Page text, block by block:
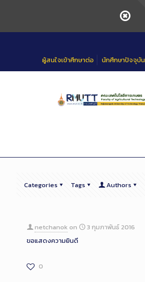
ผู้สนใจเข้าศึกษาต่อ นักศึกษาปัจจุบัน
Categories Tags Authors
netchanok on
3 กุมภาพันธ์ 2016
ขอแสดงความยินดี
0